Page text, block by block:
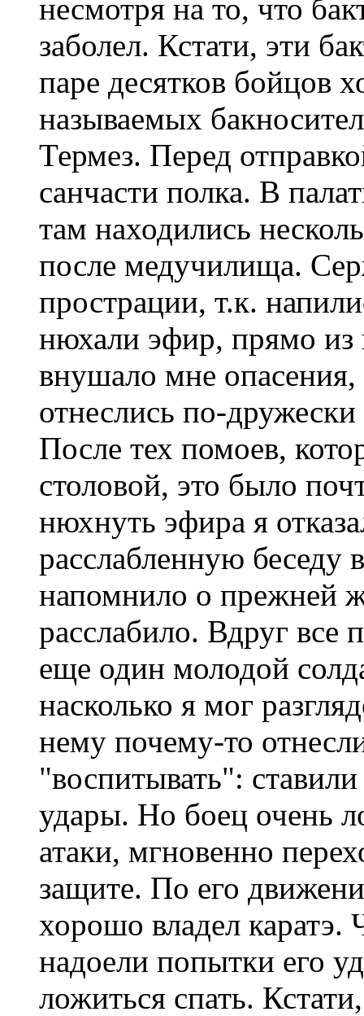
несмотря на то, что
заболел. Кстати, эти
паре десятков бойцов
называемых
Термез. Перед
санчасти полка. В
там находились
после медучилища.
прострации, т.к.
нюхали эфир, прямо из
внушало мне
отнеслись по-
После тех помоев,
столовой, это было
нюхнуть эфира я
расслабленную беседу
напомнило о прежней
расслабило. Вдруг все
еще один молодой
насколько я мог
нему почему-то
"воспитывать":
удары. Но боец очень
атаки, мгновенно
защите. По его
хорошо владел каратэ.
надоели попытки его
ложиться спать.